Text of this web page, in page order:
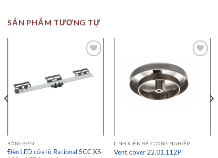
SẢN PHẨM TƯƠNG TỰ
Add to
BÓNG ĐÈN
Đèn LED cửa lò Rational SCC XS
Add to
wishlist
LINH KIỆN BẾP CÔNG NGHIỆP
Vent cover 22.01.112P